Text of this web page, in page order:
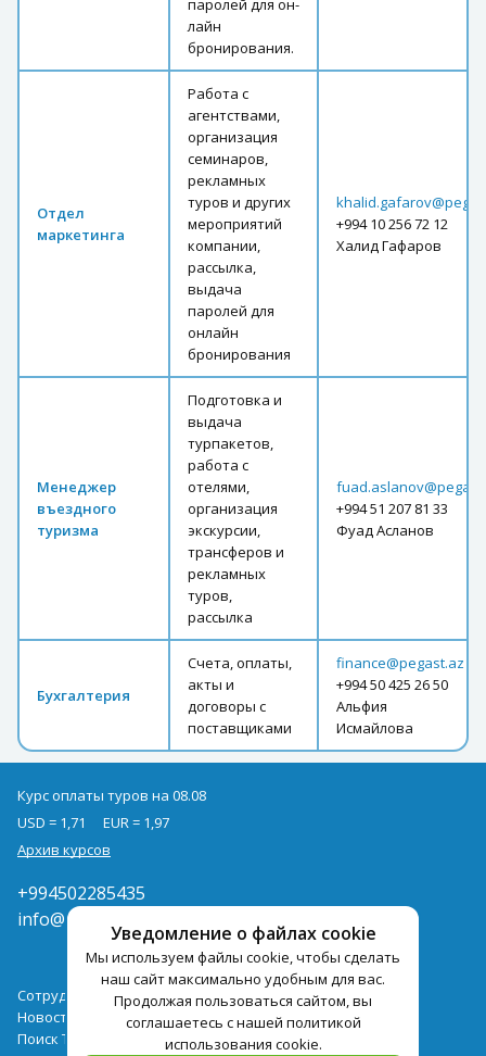
паролей для он-
лайн
бронирования.
Отдел
маркетинга
Работа с
агентствами,
организация
семинаров,
рекламных
туров и других
мероприятий
компании,
рассылка,
выдача
паролей для
онлайн
бронирования
+994 10 256 72 12
Халид Гафаров
Менеджер
въездного
туризма
Подготовка и
выдача
турпакетов,
работа с
отелями,
организация
экскурсии,
трансферов и
рекламных
туров,
рассылка
+994 51 207 81 33
Фуад Асланов
Бухгалтерия
Счета, оплаты,
акты и
договоры с
поставщиками
finance@pegast.az
+994 50 425 26 50
Альфия
Исмайлова
Уведомление о файлах cookie
Мы используем файлы cookie, чтобы сделать
наш сайт максимально удобным для вас.
Продолжая пользоваться сайтом, вы
соглашаетесь с нашей политикой
использования cookie.
Курс оплаты туров на 08.08
USD = 1,71
EUR = 1,97
Архив курсов
+994502285435
info@pegast.az
Сотрудничество
Новости
Поиск Тура